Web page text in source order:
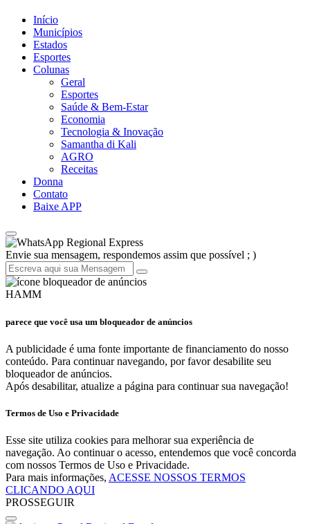
Início
Municípios
Estados
Esportes
Colunas
Geral
Esportes
Saúde & Bem-Estar
Economia
Tecnologia & Inovação
Samantha di Kali
AGRO
Receitas
Donna
Contato
Baixe APP
Regional Express
Envie sua mensagem, respondemos assim que possível ; )
HAMM
parece que você usa um bloqueador de anúncios
A publicidade é uma fonte importante de financiamento do nosso
conteúdo. Para continuar navegando, por favor desabilite seu
bloqueador de anúncios.
Após desabilitar, atualize a página para continuar sua navegação!
Termos de Uso e Privacidade
Esse site utiliza cookies para melhorar sua experiência de
navegação. Ao continuar o acesso, entendemos que você concorda
com nossos Termos de Uso e Privacidade.
Para mais informações, ACESSE NOSSOS TERMOS
CLICANDO AQUI
PROSSEGUIR